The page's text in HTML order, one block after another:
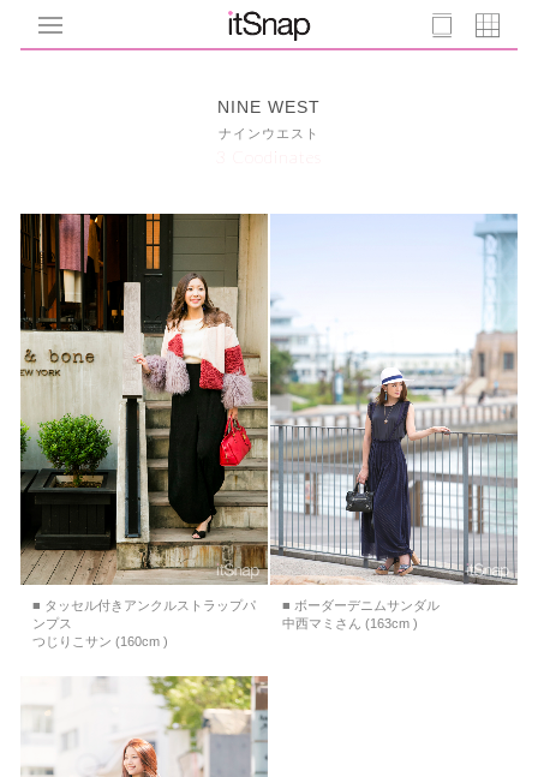
NINE WEST
ナインウエスト
3 Coodinates
■ タッセル付きアンクルストラップパ
ンプス
つじりこサン (160cm )
■ ボーダーデニムサンダル
中西マミさん (163cm )